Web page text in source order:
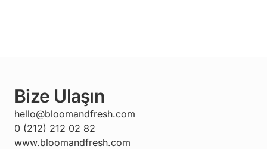
Bize Ulaşın
hello@bloomandfresh.com
0 (212) 212 02 82
www.bloomandfresh.com